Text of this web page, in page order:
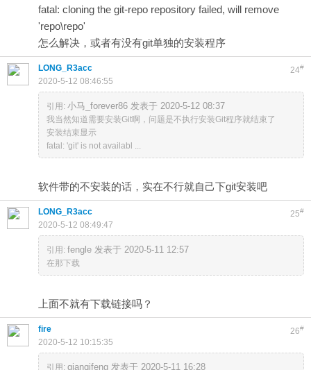
fatal: cloning the git-repo repository failed, will remove
'repo\repo'
怎么解决，或者有没有git单独的安装程序
24#
LONG_R3acc
2020-5-12 08:46:55
引用: 小马_forever86 发表于 2020-5-12 08:37
我当然知道需要安装Git啊，问题是不执行安装Git程序就结束了
安装结束显示
fatal: 'git' is not availabl ...
软件带的不安装的话，实在不行就自己下git安装吧
25#
LONG_R3acc
2020-5-12 08:49:47
引用: fengle 发表于 2020-5-11 12:57
在那下载
上面不就有下载链接吗？
26#
fire
2020-5-12 10:15:35
引用: qianqifeng 发表于 2020-5-11 16:28